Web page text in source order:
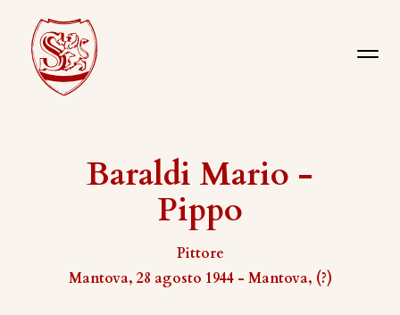
Baraldi Mario -
Pippo
Pittore
Mantova, 28 agosto 1944 - Mantova, (?)